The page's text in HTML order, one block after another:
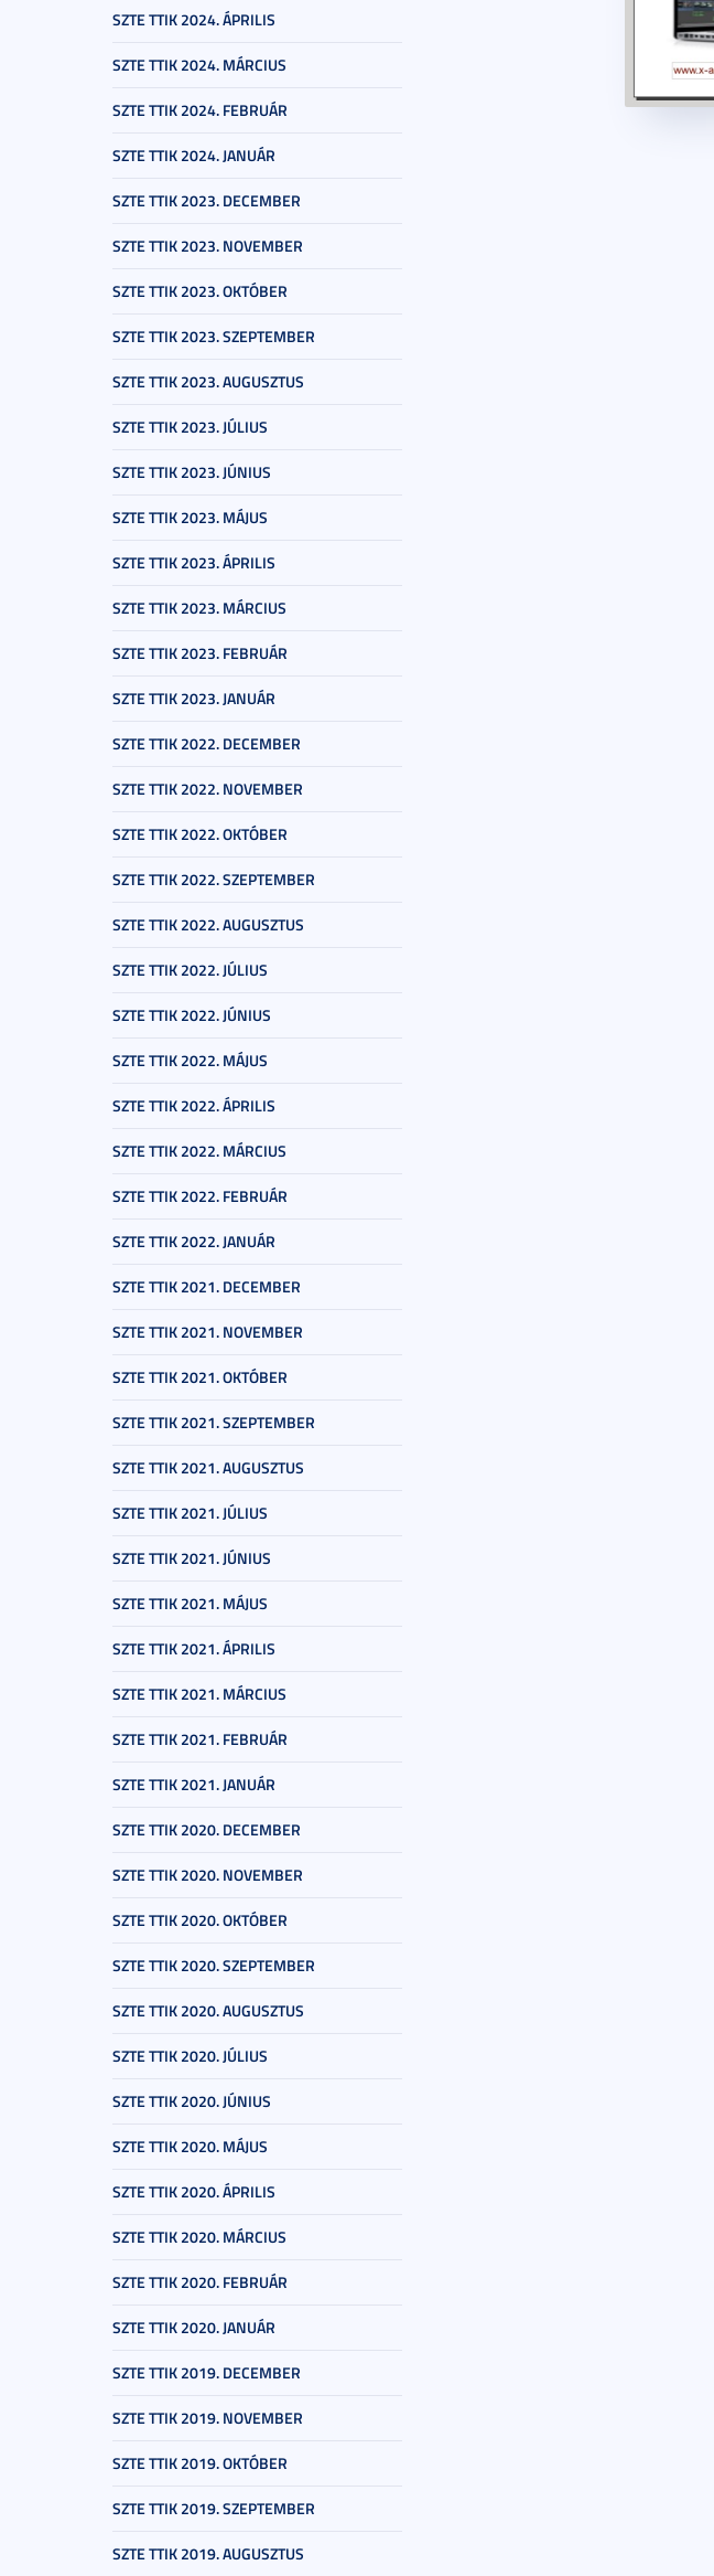
SZTE TTIK 2024. ÁPRILIS
SZTE TTIK 2024. MÁRCIUS
SZTE TTIK 2024. FEBRUÁR
SZTE TTIK 2024. JANUÁR
SZTE TTIK 2023. DECEMBER
SZTE TTIK 2023. NOVEMBER
SZTE TTIK 2023. OKTÓBER
SZTE TTIK 2023. SZEPTEMBER
SZTE TTIK 2023. AUGUSZTUS
SZTE TTIK 2023. JÚLIUS
SZTE TTIK 2023. JÚNIUS
SZTE TTIK 2023. MÁJUS
SZTE TTIK 2023. ÁPRILIS
SZTE TTIK 2023. MÁRCIUS
SZTE TTIK 2023. FEBRUÁR
SZTE TTIK 2023. JANUÁR
SZTE TTIK 2022. DECEMBER
SZTE TTIK 2022. NOVEMBER
SZTE TTIK 2022. OKTÓBER
SZTE TTIK 2022. SZEPTEMBER
SZTE TTIK 2022. AUGUSZTUS
SZTE TTIK 2022. JÚLIUS
SZTE TTIK 2022. JÚNIUS
SZTE TTIK 2022. MÁJUS
SZTE TTIK 2022. ÁPRILIS
SZTE TTIK 2022. MÁRCIUS
SZTE TTIK 2022. FEBRUÁR
SZTE TTIK 2022. JANUÁR
SZTE TTIK 2021. DECEMBER
SZTE TTIK 2021. NOVEMBER
SZTE TTIK 2021. OKTÓBER
SZTE TTIK 2021. SZEPTEMBER
SZTE TTIK 2021. AUGUSZTUS
SZTE TTIK 2021. JÚLIUS
SZTE TTIK 2021. JÚNIUS
SZTE TTIK 2021. MÁJUS
SZTE TTIK 2021. ÁPRILIS
SZTE TTIK 2021. MÁRCIUS
SZTE TTIK 2021. FEBRUÁR
SZTE TTIK 2021. JANUÁR
SZTE TTIK 2020. DECEMBER
SZTE TTIK 2020. NOVEMBER
SZTE TTIK 2020. OKTÓBER
SZTE TTIK 2020. SZEPTEMBER
SZTE TTIK 2020. AUGUSZTUS
SZTE TTIK 2020. JÚLIUS
SZTE TTIK 2020. JÚNIUS
SZTE TTIK 2020. MÁJUS
SZTE TTIK 2020. ÁPRILIS
SZTE TTIK 2020. MÁRCIUS
SZTE TTIK 2020. FEBRUÁR
SZTE TTIK 2020. JANUÁR
SZTE TTIK 2019. DECEMBER
SZTE TTIK 2019. NOVEMBER
SZTE TTIK 2019. OKTÓBER
SZTE TTIK 2019. SZEPTEMBER
SZTE TTIK 2019. AUGUSZTUS